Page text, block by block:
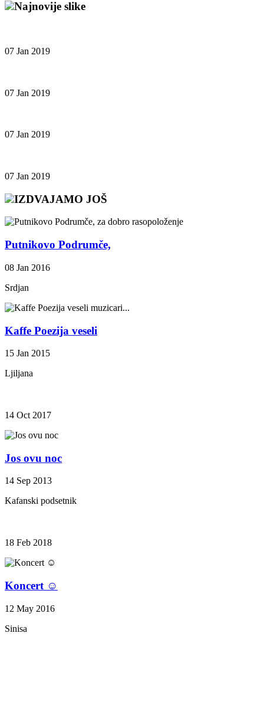
Najnovije slike
07 Jan 2019
07 Jan 2019
07 Jan 2019
07 Jan 2019
IZDVAJAMO JOŠ
Putnikovo Podrumče,
08 Jan 2016
Srdjan
Kaffe Poezija veseli
15 Jan 2015
Ljiljana
14 Oct 2017
Jos ovu noc
14 Sep 2013
Kafanski podsetnik
18 Feb 2018
Koncert ☺
12 May 2016
Sinisa